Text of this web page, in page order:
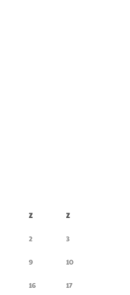
Z Z
2 3
9 10
16 17